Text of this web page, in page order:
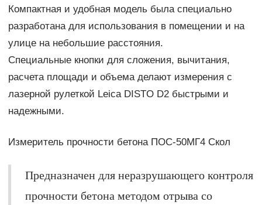
Компактная и удобная модель была специально
разработана для использования в помещении и на
улице на небольшие расстояния.
Специальные кнопки для сложения, вычитания,
расчета площади и объема делают измерения с
лазерной рулеткой Leica DISTO D2 быстрыми и
надежными.
Измеритель прочности бетона ПОС-50МГ4 Скол
Предназначен для неразрушающего контроля
прочности бетона методом отрыва со